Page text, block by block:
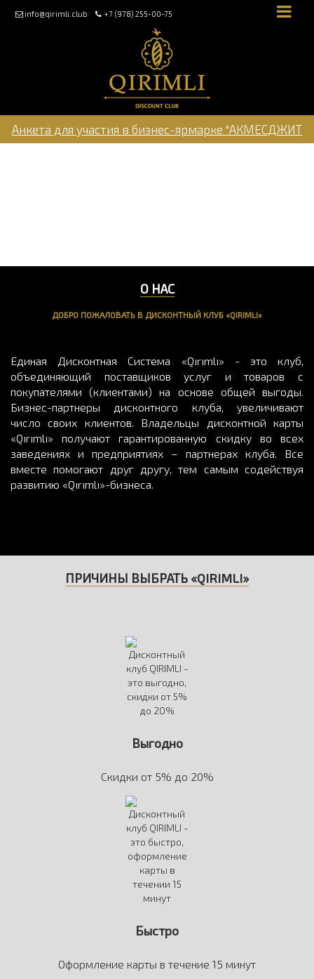
info@qirimli.club +7 (978) 255-00-75
Анкета для участия в бизнес-ярмарке "АКМЕСДЖИТ
О НАС
ДОБРО ПОЖАЛОВАТЬ В ДИСКОНТНЫЙ КЛУБ «QIRIMLI»
Единая Дисконтная Система «Qırımlı» - это клуб,
объединяющий поставщиков услуг и товаров с
покупателями (клиентами) на основе общей выгоды.
Бизнес-партнеры дисконтного клуба, увеличивают
число своих клиентов. Владельцы дисконтной карты
«Qırımlı» получают гарантированную скидку во всех
заведениях и предприятиях – партнерах клуба. Все
вместе помогают друг другу, тем самым содействуя
развитию «Qırımlı»-бизнеса.
ПРИЧИНЫ ВЫБРАТЬ «QIRIMLI»
Выгодно
Скидки от 5% до 20%
Быстро
Оформление карты в течение 15 минут